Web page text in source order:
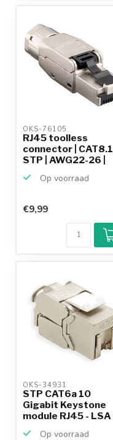
OKS-76105
RJ45 toolless
connector | CAT8.1 |
STP | AWG22-26 |
Op voorraad
€9,99
OKS-34931
STP CAT6a 10
Gigabit Keystone
module RJ45 - LSA
Op voorraad